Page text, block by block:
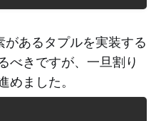
あるタプルを実装する
べきですが、一旦割り
ました。